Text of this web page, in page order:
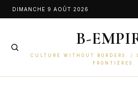
AllerDIMANCHE 9 AOÛT 2026
B-
CULTURE WITHOUT BORDERS. /
FRONTIÈRES.